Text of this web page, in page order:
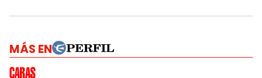
MÁS EN